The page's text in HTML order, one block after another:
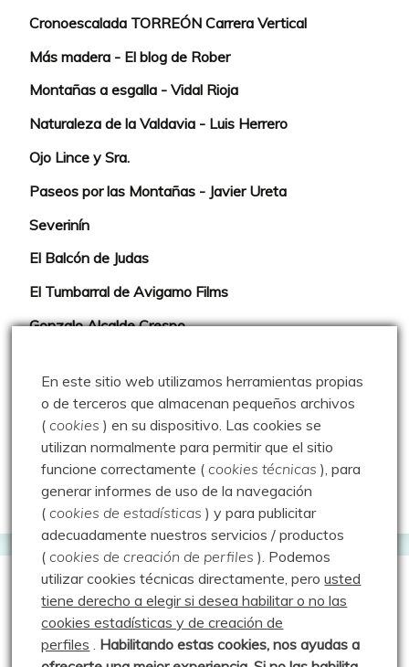
Cronoescalada TORREÓN Carrera Vertical
Más madera - El blog de Rober
Montañas a esgalla - Vidal Rioja
Naturaleza de la Valdavia - Luis Herrero
Ojo Lince y Sra.
Paseos por las Montañas - Javier Ureta
Severinín
El Balcón de Judas
El Tumbarral de Avigamo Films
Gonzalo Alcalde Crespo
Montaña en libertad
Rutas y excursiones con niños
Valdeolea. Río Camesa, la vía azul
Aprendiz de sueños
Guías de Montaña
Manu - Entre Valles y Cumbre
En este sitio web utilizamos herramientas propias
o de terceros que almacenan pequeños archivos
(cookies ) en su dispositivo. Las cookies se
utilizan normalmente para permitir que el sitio
funcione correctamente (cookies técnicas ), para
generar informes de uso de la navegación
(cookies de estadísticas ) y para publicitar
adecuadamente nuestros servicios / productos
(cookies de creación de perfiles ). Podemos
utilizar cookies técnicas directamente, perousted
tiene derecho a elegir si desea habilitar o no las
cookies estadísticas y de creación de
perfiles . Habilitando estas cookies, nos ayudas a